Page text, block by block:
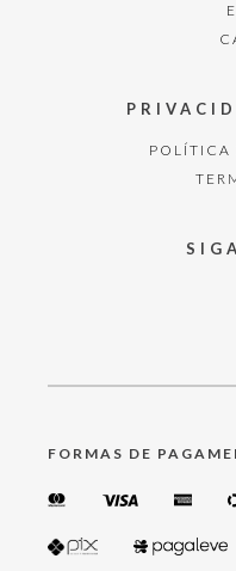
POLÍTICA
FORMAS DE